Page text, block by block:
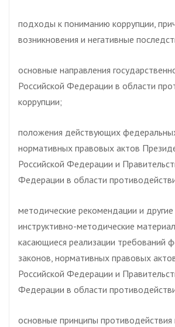
подходы к пониманию коррупции,
возникновения и негативные
основные направления
Российской Федерации в области
коррупции;
положения действующих
нормативных правовых актов
Российской Федерации и
Федерации в области
методические рекомендации и другие
инструктивно-методические
касающиеся реализации требований
законов, нормативных правовых
Российской Федерации и
Федерации в области
основные принципы противодействия